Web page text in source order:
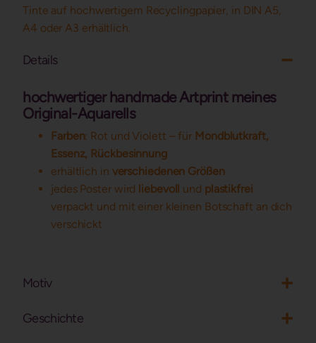
Tinte auf hochwertigem Recyclingpapier, in DIN A5,
A4 oder A3 erhältlich.
Details
hochwertiger handmade Artprint meines
Original-Aquarells
Farben: Rot und Violett – für Mondblutkraft,
Essenz, Rückbesinnung
erhältlich in verschiedenen Größen
jedes Poster wird liebevoll und plastikfrei
verpackt und mit einer kleinen Botschaft an dich
verschickt
Motiv
Geschichte